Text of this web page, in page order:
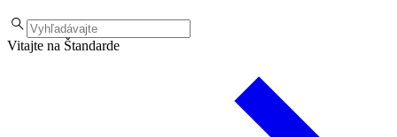
Vitajte na Štandarde